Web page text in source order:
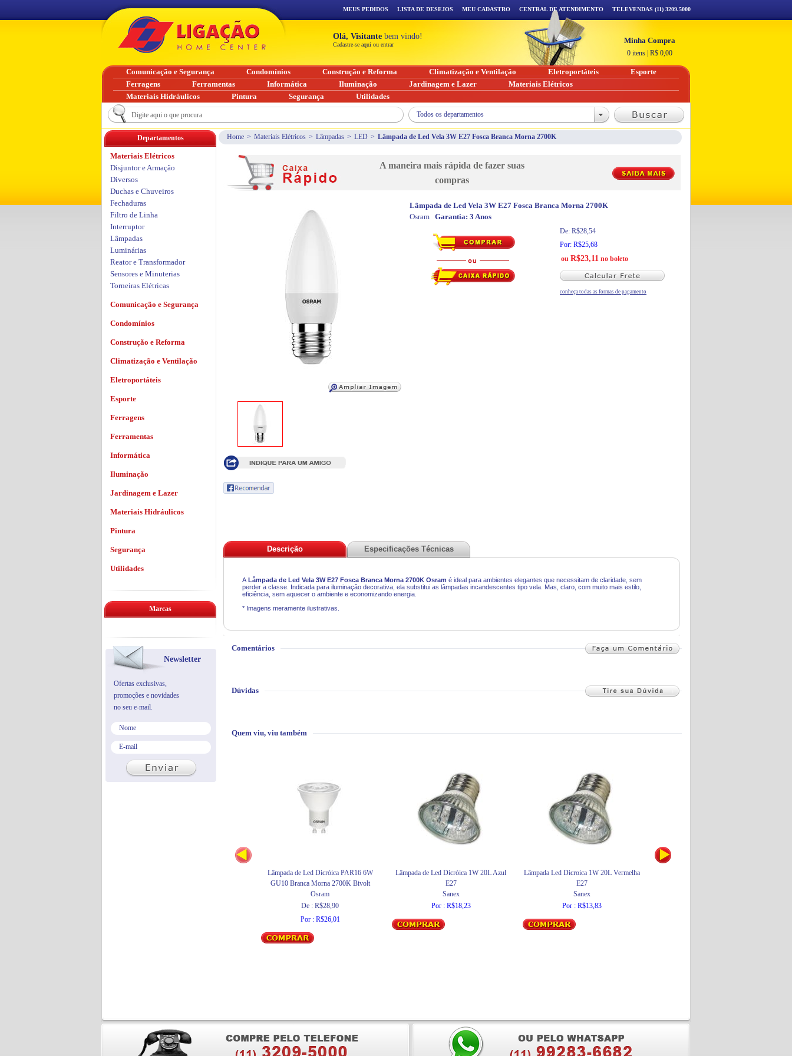
Home > Materiais Elétricos > Lâmpadas > LED > Lâmpada de Led Vela 3W E27 Fosca Branca Morna 2700K
A maneira mais rápida de fazer suas
compras
Lâmpada de Led Vela 3W E27 Fosca Branca Morna 2700K
Osram Garantia: 3 Anos
De: R$28,54
Por: R$25,68
ou R$23,11 no boleto
conheça todas as formas de pagamento
Descrição Especificações Técnicas
A Lâmpada de Led Vela 3W E27 Fosca Branca Morna 2700K Osram é ideal para ambientes elegantes que necessitam de claridade, sem
perder a classe. Indicada para iluminação decorativa, ela substitui as lâmpadas incandescentes tipo vela. Mas, claro, com muito mais estilo,
eficiência, sem aquecer o ambiente e economizando energia.
* Imagens meramente ilustrativas.
Comentários
Dúvidas
Quem viu, viu também
Lâmpada de Led Dicróica PAR16 6W
GU10 Branca Morna 2700K Bivolt
Osram
De : R$28,90
Por : R$26,01
Lâmpada de Led Dicróica 1W 20L Azul
E27
Sanex
Por : R$18,23
Lâmpada Led Dicroica 1W 20L Vermelha
E27
Sanex
Por : R$13,83
Departamentos
Materiais Elétricos
Disjuntor e Armação
Diversos
Duchas e Chuveiros
Fechaduras
Filtro de Linha
Interruptor
Lâmpadas
Luminárias
Reator e Transformador
Sensores e Minuterias
Torneiras Elétricas
Comunicação e Segurança
Condomínios
Construção e Reforma
Climatização e Ventilação
Eletroportáteis
Esporte
Ferragens
Ferramentas
Informática
Iluminação
Jardinagem e Lazer
Materiais Hidráulicos
Pintura
Segurança
Utilidades
Marcas
Newsletter
Ofertas exclusivas,
promoções e novidades
no seu e-mail.
MEUS PEDIDOS LISTA DE DESEJOS MEU CADASTRO CENTRAL DE ATENDIMENTO TELEVENDAS (11) 3209.5000
Olá, Visitante bem vindo!
Cadastre-se aqui ou entrar Minha Compra
0 itens R$ 0,00
Comunicação e Segurança Condomínios Construção e Reforma Climatização e Ventilação Eletroportáteis
Esporte
Ferragens
Ferramentas Informática Iluminação Jardinagem e Lazer
Materiais Elétricos
Materiais Hidráulicos
Pintura Segurança Utilidades
Todos os departamentos